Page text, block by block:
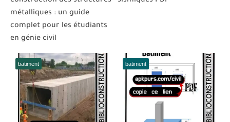
métalliques : un guide
complet pour les étudiants
en génie civil
batiment batiment